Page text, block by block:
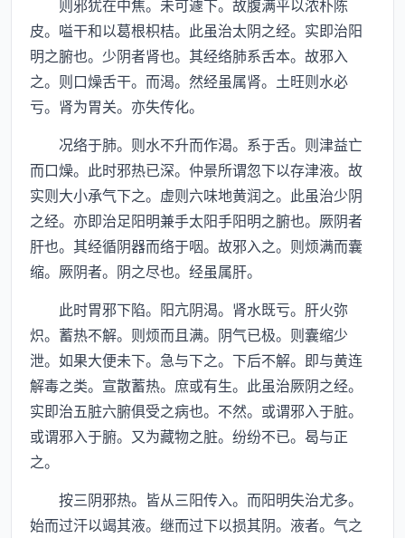
则邪犹在中焦。未可遽下。故腹满平以浓朴陈
皮。嗌干和以葛根枳桔。此虽治太阴之经。实即治阳
明之腑也。少阴者肾也。其经络肺系舌本。故邪入
之。则口燥舌干。而渴。然经虽属肾。土旺则水必
亏。肾为胃关。亦失传化。
况络于肺。则水不升而作渴。系于舌。则津益亡
而口燥。此时邪热已深。仲景所谓忽下以存津液。故
实则大小承气下之。虚则六味地黄润之。此虽治少阴
之经。亦即治足阳明兼手太阳手阳明之腑也。厥阴者
肝也。其经循阴器而络于咽。故邪入之。则烦满而囊
缩。厥阴者。阴之尽也。经虽属肝。
此时胃邪下陷。阳亢阴渴。肾水既亏。肝火弥
炽。蓄热不解。则烦而且满。阴气已极。则囊缩少
泄。如果大便未下。急与下之。下后不解。即与黄连
解毒之类。宣散蓄热。庶或有生。此虽治厥阴之经。
实即治五脏六腑俱受之病也。不然。或谓邪入于脏。
或谓邪入于腑。又为藏物之脏。纷纷不已。曷与正
之。
按三阴邪热。皆从三阳传入。而阳明失治尤多。
始而过汗以竭其液。继而过下以损其阴。液者。气之